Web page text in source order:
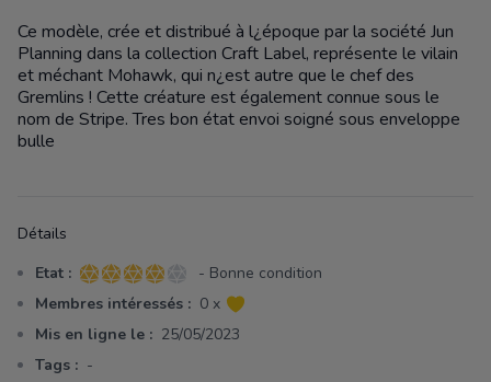
Description
Ce modèle, crée et distribué à l¿époque par la société Jun
Planning dans la collection Craft Label, représente le vilain
et méchant Mohawk, qui n¿est autre que le chef des
Gremlins ! Cette créature est également connue sous le
nom de Stripe. Tres bon état envoi soigné sous enveloppe
bulle
Détails
Etat : 4 sur 5 étoiles
- Bonne condition
Membres intéressés : 0 x
Mis en ligne le : 25/05/2023
Tags : -